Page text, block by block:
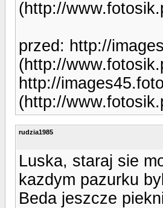
(http://
przed: http://
(http://
http://
(http://
rudzia1985
Luska, staraj sie
kazdym pazurku
Beda jeszcze